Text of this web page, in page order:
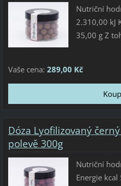
Nutriční
2.310,00 kJ
35,00 g Z
Vaše cena: 289,00 Kč
Dóza Lyofilizovaný
polevě 300g
Nutriční
Energie